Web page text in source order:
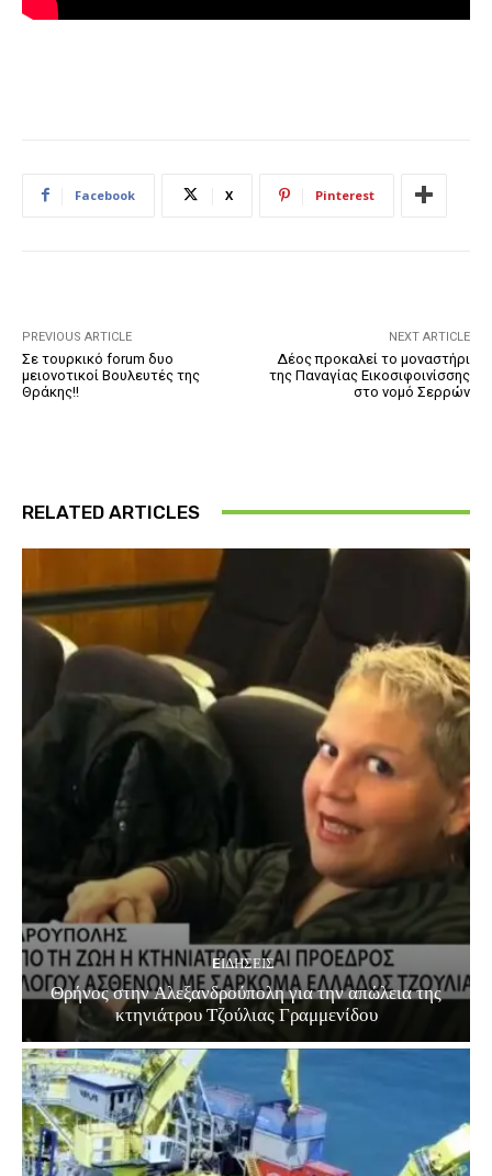
Facebook X Pinterest
PREVIOUS ARTICLE
Σε τουρκικό forum δυο
μειονοτικοί Βουλευτές της
Θράκης!!
NEXT ARTICLE
Δέος προκαλεί το μοναστήρι
της Παναγίας Εικοσιφοινίσσης
στο νομό Σερρών
RELATED ARTICLES
EΙΔΗΣΕΙΣ
Θρήνος στην Αλεξανδρούπολη για την απώλεια της
κτηνιάτρου Τζούλιας Γραμμενίδου